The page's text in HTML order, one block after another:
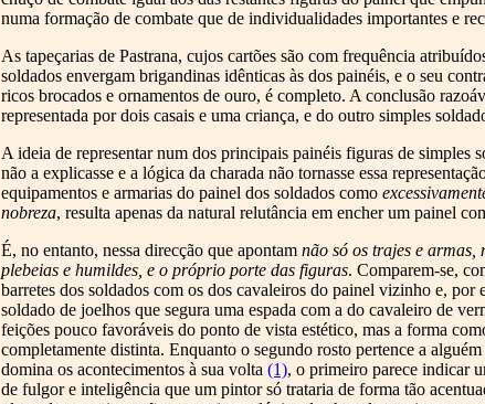
numa formação de combate que de individualidades importantes e
As tapeçarias de Pastrana, cujos cartões são com frequência
soldados envergam brigandinas idênticas às dos painéis, e o seu
ricos brocados e ornamentos de ouro, é completo. A conclusão
representada por dois casais e uma criança, e do outro simples
A ideia de representar num dos principais painéis figuras de
não a explicasse e a lógica da charada não tornasse essa
equipamentos e armarias do painel dos soldados como
nobreza, resulta apenas da natural relutância em encher um painel
É, no entanto, nessa direcção que apontam não só os trajes e armas,
plebeias e humildes, e o próprio porte das figuras. Comparem-se,
barretes dos soldados com os dos cavaleiros do painel vizinho e, por
soldado de joelhos que segura uma espada com a do cavaleiro de
feições pouco favoráveis do ponto de vista estético, mas a forma
completamente distinta. Enquanto o segundo rosto pertence a
domina os acontecimentos à sua volta (1), o primeiro parece indicar
de fulgor e inteligência que um pintor só trataria de forma tão